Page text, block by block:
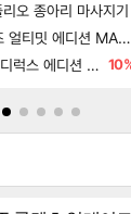
오 종아리 마사지
마블 투혼 파이팅 소울즈 얼티밋 에디션 MARVEL Tokon Fighting Souls Ultimate Edition
드래곤소드 어웨이크닝 디럭스 에디션 DragonSword Awakening Deluxe Edition